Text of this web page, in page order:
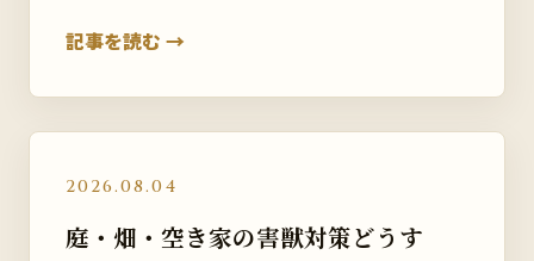
記事を読む →
2026.08.04
庭・畑・空き家の害獣対策どうす